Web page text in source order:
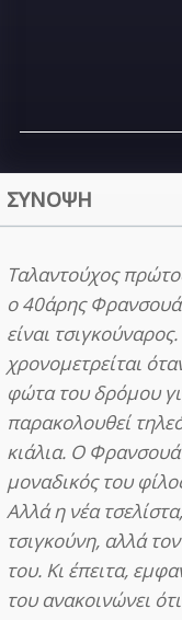
ΣΥΝΟΨΗ
Ταλαντούχος
ο 40άρης Φρανσουά
είναι
χρονομετρείται
φώτα του δρόμου
παρακολουθεί
κιάλια. Ο
μοναδικός του
Αλλά η νέα
τσιγκούνη, αλλά
του. Κι έπειτα,
του ανακοινώνει